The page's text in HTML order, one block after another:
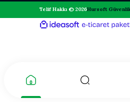
Telif Hakkı © 2026Hursoft
ideasoft